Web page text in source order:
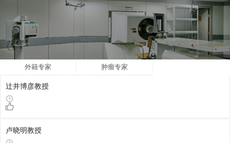
外籍专家 肿瘤专家
辻井博彦教授
卢晓明教授